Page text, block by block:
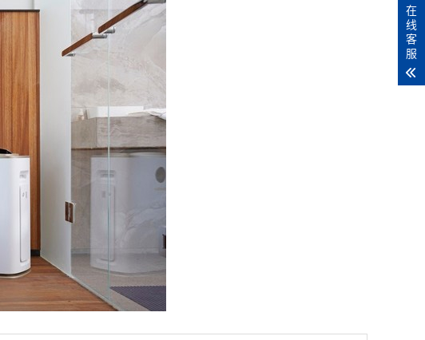
在
线
客
服